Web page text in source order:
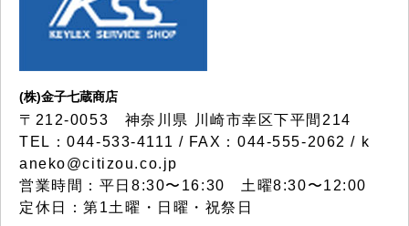
(株)金子七蔵商店
〒212-0053 神奈川県 川崎市幸区下平間214
TEL：044-533-4111 / FAX：044-555-2062 / k
aneko@citizou.co.jp
営業時間：平日8:30〜16:30 土曜8:30〜12:00
定休日：第1土曜・日曜・祝祭日